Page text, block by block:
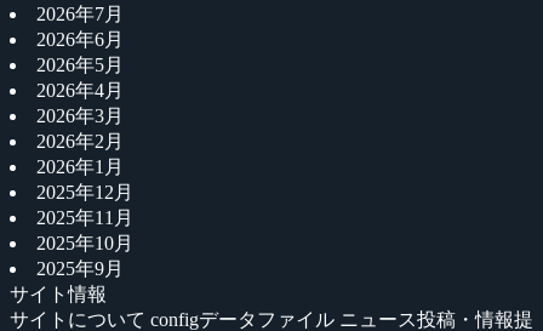
2026年7月
2026年6月
2026年5月
2026年4月
2026年3月
2026年2月
2026年1月
2025年12月
2025年11月
2025年10月
2025年9月
サイト情報
サイトについて configデータファイル ニュース投稿・情報提